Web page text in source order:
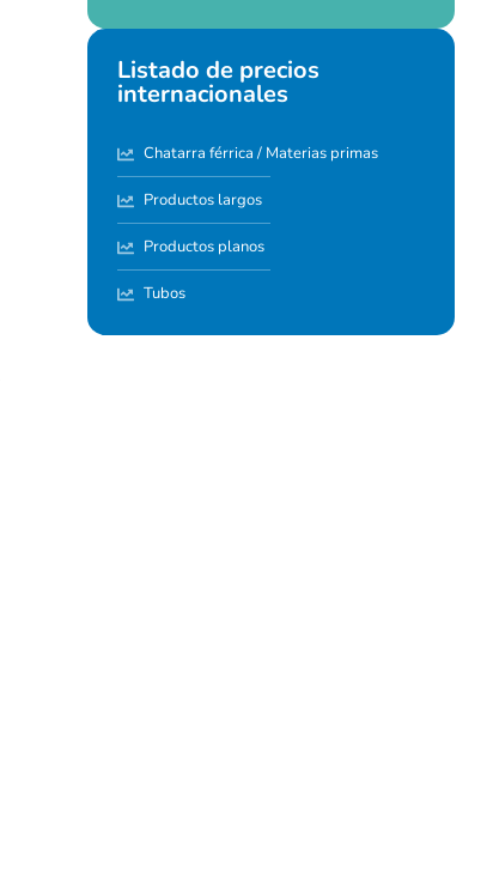
Listado de precios
internacionales
Chatarra férrica / Materias primas
Productos largos
Productos planos
Tubos